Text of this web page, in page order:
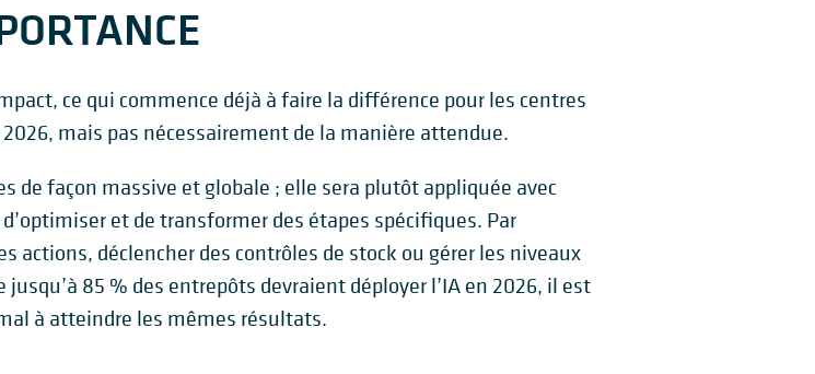
ce qui commence déjà à faire la différence pour les centres
mais pas nécessairement de la manière attendue.
de façon massive et globale ; elle sera plutôt appliquée avec
et de transformer des étapes spécifiques. Par
actions, déclencher des contrôles de stock ou gérer les niveaux
85 % des entrepôts devraient déployer l’IA en 2026, il est
à atteindre les mêmes résultats.